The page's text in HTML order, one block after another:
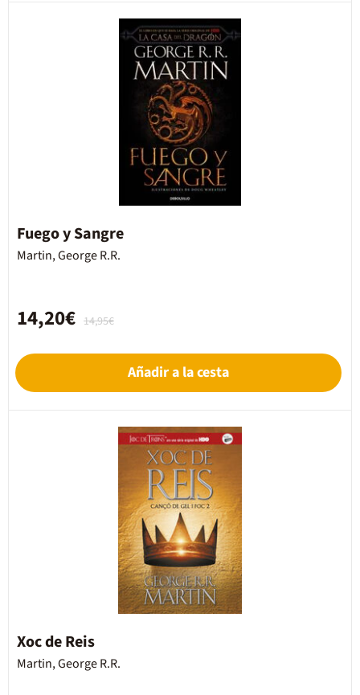
Fuego y Sangre
Martin, George R.R.
14,95€
14,20€
Añadir a la cesta
Xoc de Reis
Martin, George R.R.